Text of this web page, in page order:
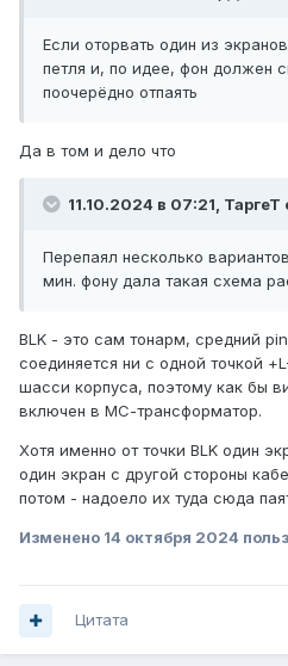
Если оторвать один из
петля и, по идее, фон должен
поочерёдно отпаять
Да в том и дело что
11.10.2024 в 07:21, ТаргеТ
Перепаял несколько
мин. фону дала такая схема
BLK - это сам тонарм, средний
соединяется ни с одной точкой
шасси корпуса, поэтому как бы
включен в МС-трансформатор.
Хотя именно от точки BLK один
один экран с другой стороны
потом - надоело их туда сюда
Изменено 14 октября 2024
Цитата